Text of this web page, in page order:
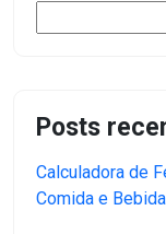
Posts
Calculadora de
Comida e